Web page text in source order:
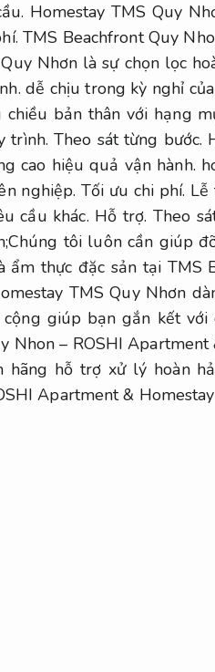
Homestay TMS Quy
TMS Beachfront Quy
Nhơn là sự chọn lọc
dễ chịu trong kỳ nghỉ
bản thân với hạng
trình. Theo sát từng bước.
cao hiệu quả vận hành.
nghiệp. Tối ưu chi phí. Lễ
cầu khác. Hỗ trợ. Theo
tôi luôn cần giúp
ẩm thực đặc sản tại TMS
TMS Quy Nhơn
giúp bạn gắn kết
Nhon – ROSHI
hãng hỗ trợ xử lý hoàn
Apartment &